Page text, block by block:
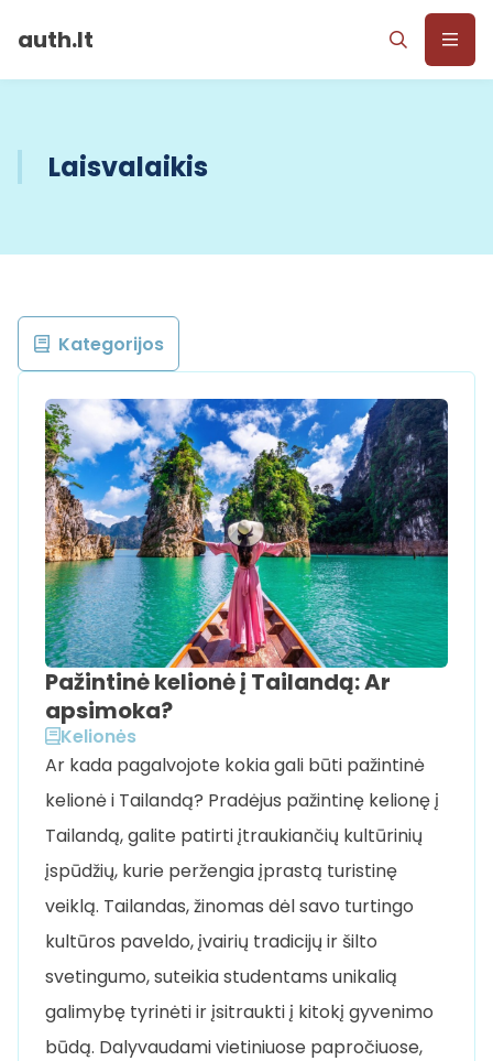
auth.lt
Laisvalaikis
Pažintinė kelionė į Tailandą: Ar
apsimoka?
Kelionės
Ar kada pagalvojote kokia gali būti pažintinė
kelionė i Tailandą? Pradėjus pažintinę kelionę į
Tailandą, galite patirti įtraukiančių kultūrinių
įspūdžių, kurie peržengia įprastą turistinę
veiklą. Tailandas, žinomas dėl savo turtingo
kultūros paveldo, įvairių tradicijų ir šilto
svetingumo, suteikia studentams unikalią
galimybę tyrinėti ir įsitraukti į kitokį gyvenimo
būdą. Dalyvaudami vietiniuose papročiuose,
Kategorijos